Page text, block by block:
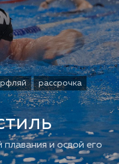
рассрочка
и освой его